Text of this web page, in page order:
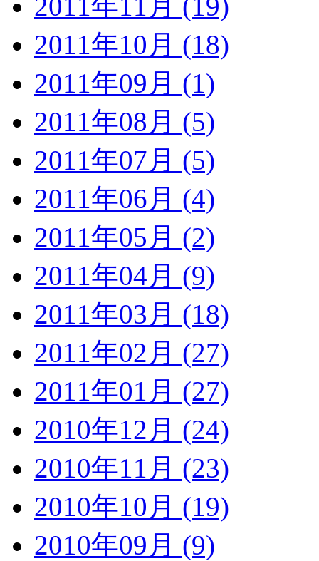
2011年10月 (18)
2011年09月 (1)
2011年08月 (5)
2011年07月 (5)
2011年06月 (4)
2011年05月 (2)
2011年04月 (9)
2011年03月 (18)
2011年02月 (27)
2011年01月 (27)
2010年12月 (24)
2010年11月 (23)
2010年10月 (19)
2010年09月 (9)